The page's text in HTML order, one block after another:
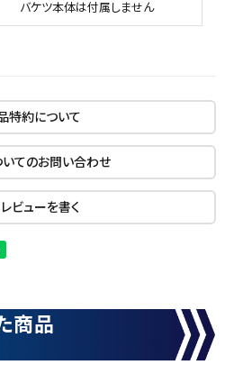
バンスト展示品
ブランドから探す
円 ～ 円
バケツ本体は付属しません
特約について
てのお問い合わせ
レビューを書く
商品